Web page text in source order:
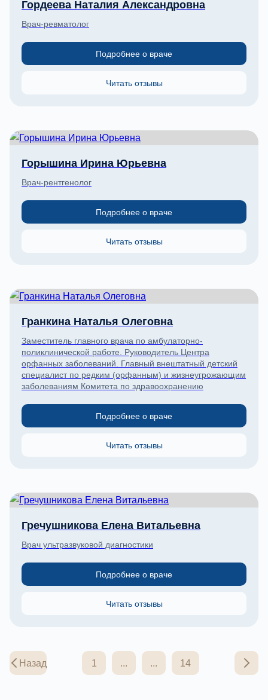
Гордеева Наталия Александровна
Врач-ревматолог
Подробнее о враче
Читать отзывы
Горышина Ирина Юрьевна
Врач-рентгенолог
Подробнее о враче
Читать отзывы
Гранкина Наталья Олеговна
Заместитель главного врача по амбулаторно-
поликлинической работе. Руководитель Центра
орфанных заболеваний. Главный внештатный детский
специалист по редким (орфанным) и жизнеугрожающим
заболеваниям Комитета по здравоохранению
Подробнее о враче
Читать отзывы
Гречушникова Елена Витальевна
Врач ультразвуковой диагностики
Подробнее о враче
Читать отзывы
Назад 1 ... ... 14